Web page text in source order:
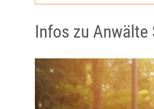
Infos zu